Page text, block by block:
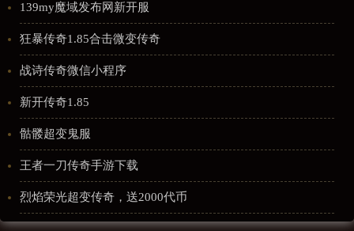
139my魔域发布网新开服
狂暴传奇1.85合击微变传奇
战诗传奇微信小程序
新开传奇1.85
骷髅超变鬼服
王者一刀传奇手游下载
烈焰荣光超变传奇，送2000代币